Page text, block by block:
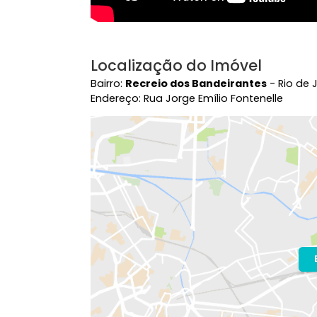
Localização do Imóvel
Bairro: Recreio dos Bandeirantes
-
Endereço: Rua Jorge Emílio Fontenelle